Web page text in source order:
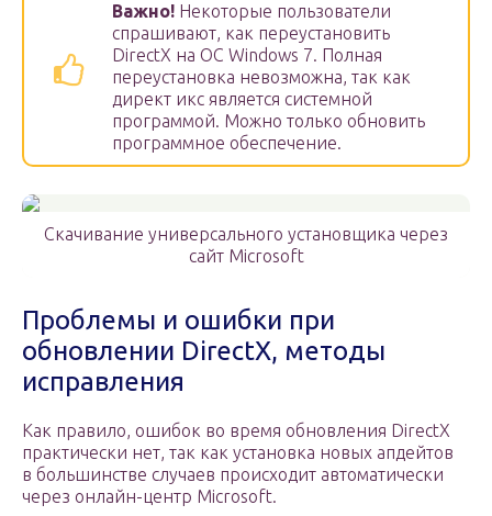
Важно! Некоторые пользователи
спрашивают, как переустановить
DirectX на ОС Windows 7. Полная
переустановка невозможна, так как
директ икс является системной
программой. Можно только обновить
программное обеспечение.
Скачивание универсального установщика через
сайт Microsoft
Проблемы и ошибки при
обновлении DirectX, методы
исправления
Как правило, ошибок во время обновления DirectX
практически нет, так как установка новых апдейтов
в большинстве случаев происходит автоматически
через онлайн-центр Microsoft.